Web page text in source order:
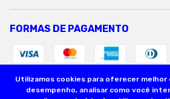
Utilizamos cookies para oferecer melhor
desempenho, analisar como você
FORMAS DE PAGAMENTO
SEGURANÇA